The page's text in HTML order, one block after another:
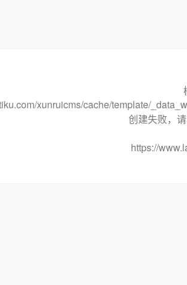
xunruicms/cache/template/
创建失败，
https://